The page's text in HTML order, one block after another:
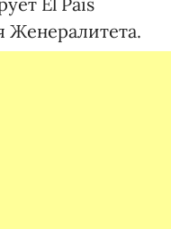
Женералитета.